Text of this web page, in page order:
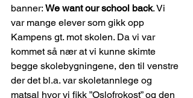
banner: We want our school back. Vi
var mange elever som gikk opp
Kampens gt. mot skolen. Da vi var
kommet så nær at vi kunne skimte
begge skolebygningene, den til venstre
der det bl.a. var skoletannlege og
matsal hvor vi fikk ”Oslofrokost” og den